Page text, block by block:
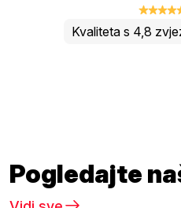
Kvaliteta s 4,8
Pogledajte